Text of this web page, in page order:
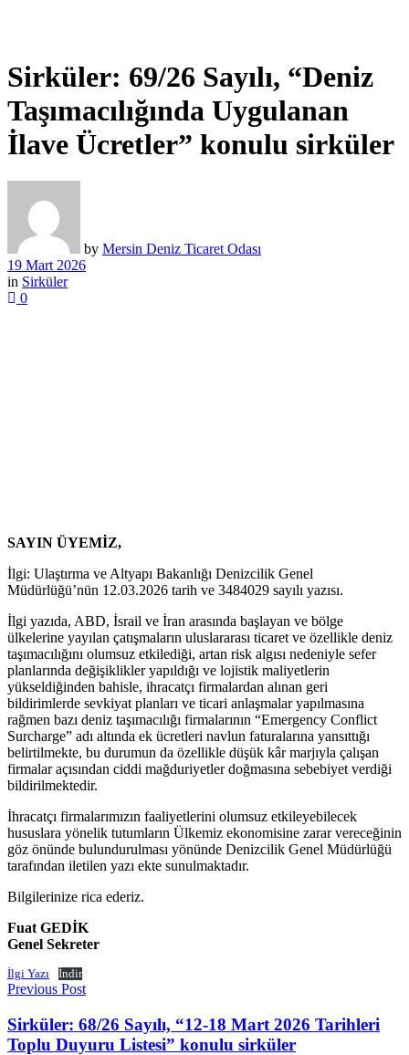
Sirküler: 69/26 Sayılı, “Deniz
Taşımacılığında Uygulanan
İlave Ücretler” konulu sirküler
by Mersin Deniz Ticaret Odası
19 Mart 2026
in Sirküler
0
SAYIN ÜYEMİZ,
İlgi: Ulaştırma ve Altyapı Bakanlığı Denizcilik Genel
Müdürlüğü’nün 12.03.2026 tarih ve 3484029 sayılı yazısı.
İlgi yazıda, ABD, İsrail ve İran arasında başlayan ve bölge
ülkelerine yayılan çatışmaların uluslararası ticaret ve özellikle deniz
taşımacılığını olumsuz etkilediği, artan risk algısı nedeniyle sefer
planlarında değişiklikler yapıldığı ve lojistik maliyetlerin
yükseldiğinden bahisle, ihracatçı firmalardan alınan geri
bildirimlerde sevkiyat planları ve ticari anlaşmalar yapılmasına
rağmen bazı deniz taşımacılığı firmalarının “Emergency Conflict
Surcharge” adı altında ek ücretleri navlun faturalarına yansıttığı
belirtilmekte, bu durumun da özellikle düşük kâr marjıyla çalışan
firmalar açısından ciddi mağduriyetler doğmasına sebebiyet verdiği
bildirilmektedir.
İhracatçı firmalarımızın faaliyetlerini olumsuz etkileyebilecek
hususlara yönelik tutumların Ülkemiz ekonomisine zarar vereceğinin
göz önünde bulundurulması yönünde Denizcilik Genel Müdürlüğü
tarafından iletilen yazı ekte sunulmaktadır.
Bilgilerinize rica ederiz.
Fuat GEDİK
Genel Sekreter
İlgi Yazı İndir
Previous Post
Sirküler: 68/26 Sayılı, “12-18 Mart 2026 Tarihleri
Toplu Duyuru Listesi” konulu sirküler